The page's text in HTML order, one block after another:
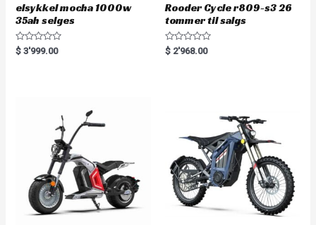
elsykkel mocha 1000w
35ah selges
R
a
$ 3'999.00
Rooder Cycle r809-s3 26
tommer til salgs
R
a
$ 2'968.00